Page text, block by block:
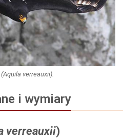
(Aquila verreauxii).
i wymiary
verreauxii)